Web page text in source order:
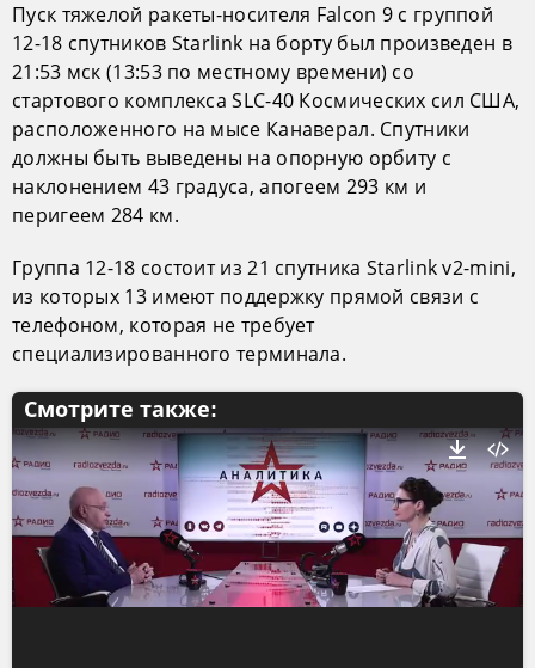
Пуск тяжелой ракеты-носителя Falcon 9 с группой
12-18 спутников Starlink на борту был произведен в
21:53 мск (13:53 по местному времени) со
стартового комплекса SLC-40 Космических сил США,
расположенного на мысе Канаверал. Спутники
должны быть выведены на опорную орбиту с
наклонением 43 градуса, апогеем 293 км и
перигеем 284 км.
Группа 12-18 состоит из 21 спутника Starlink v2-mini,
из которых 13 имеют поддержку прямой связи с
телефоном, которая не требует
специализированного терминала.
Смотрите также: